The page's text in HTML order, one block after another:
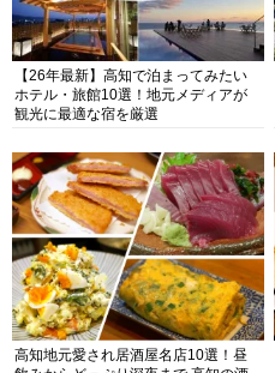
【26年最新】高知で泊まってみたい
ホテル・旅館10選！地元メディアが
観光に最適な宿を厳選
高知地元愛され居酒屋名店10選！昼